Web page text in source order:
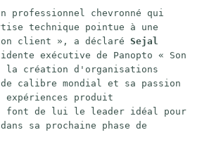
professionnel chevronné qui
technique pointue à une
client », a déclaré Sejal
exécutive de Panopto « Son
la création d'organisations
calibre mondial et sa passion
produit
font de lui le leader idéal pour
sa prochaine phase de